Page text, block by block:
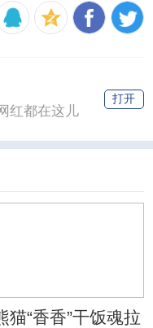
红都在这儿
打开
猫“香香”干饭魂拉